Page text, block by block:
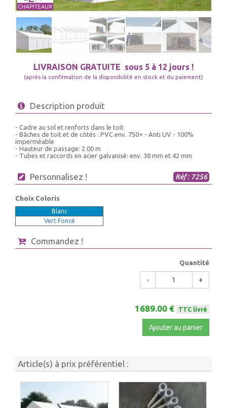
LIVRAISON GRATUITE sous 5 à 12 jours !
(après la confirmation de la disponibilité en stock et du paiement)
Description produit
- Cadre au sol et renforts dans le toit
- Bâches de toit et de côtés : PVC env. 750+ - Anti UV - 100%
imperméable
- Hauteur de passage: 2.00 m
- Tubes et raccords en acier galvanisé: env. 38 mm et 42 mm
Personnalisez ! Réf : 7256
Choix Coloris
Blanc
Vert Foncé
Commandez !
Quantité
- +
1689.00 € TTC livré
Ajouter au panier
Article(s) à prix préférentiel :